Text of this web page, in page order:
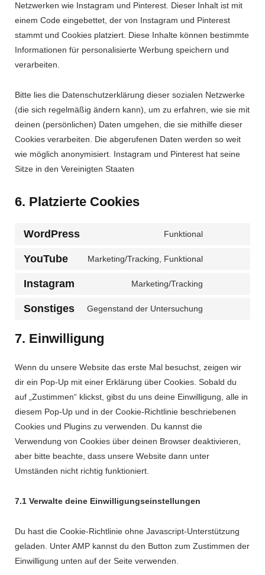
Netzwerken wie Instagram und Pinterest. Dieser Inhalt ist mit
einem Code eingebettet, der von Instagram und Pinterest
stammt und Cookies platziert. Diese Inhalte können bestimmte
Informationen für personalisierte Werbung speichern und
verarbeiten.
Bitte lies die Datenschutzerklärung dieser sozialen Netzwerke
(die sich regelmäßig ändern kann), um zu erfahren, wie sie mit
deinen (persönlichen) Daten umgehen, die sie mithilfe dieser
Cookies verarbeiten. Die abgerufenen Daten werden so weit
wie möglich anonymisiert. Instagram und Pinterest hat seine
Sitze in den Vereinigten Staaten
6. Platzierte Cookies
WordPress Funktional
YouTube Marketing/Tracking, Funktional
Instagram Marketing/Tracking
Sonstiges Gegenstand der Untersuchung
7. Einwilligung
Wenn du unsere Website das erste Mal besuchst, zeigen wir
dir ein Pop-Up mit einer Erklärung über Cookies. Sobald du
auf „Zustimmen“ klickst, gibst du uns deine Einwilligung, alle in
diesem Pop-Up und in der Cookie-Richtlinie beschriebenen
Cookies und Plugins zu verwenden. Du kannst die
Verwendung von Cookies über deinen Browser deaktivieren,
aber bitte beachte, dass unsere Website dann unter
Umständen nicht richtig funktioniert.
7.1 Verwalte deine Einwilligungseinstellungen
Du hast die Cookie-Richtlinie ohne Javascript-Unterstützung
geladen. Unter AMP kannst du den Button zum Zustimmen der
Einwilligung unten auf der Seite verwenden.